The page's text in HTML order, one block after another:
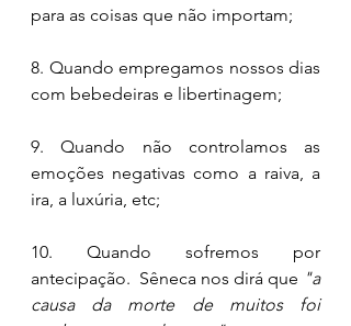
para as coisas que não importam;
8. Quando empregamos nossos dias
com bebedeiras e libertinagem;
9. Quando não controlamos as
emoções negativas como a raiva, a
ira, a luxúria, etc;
10. Quando sofremos por
antecipação.  Sêneca nos dirá que "a
causa da morte de muitos foi